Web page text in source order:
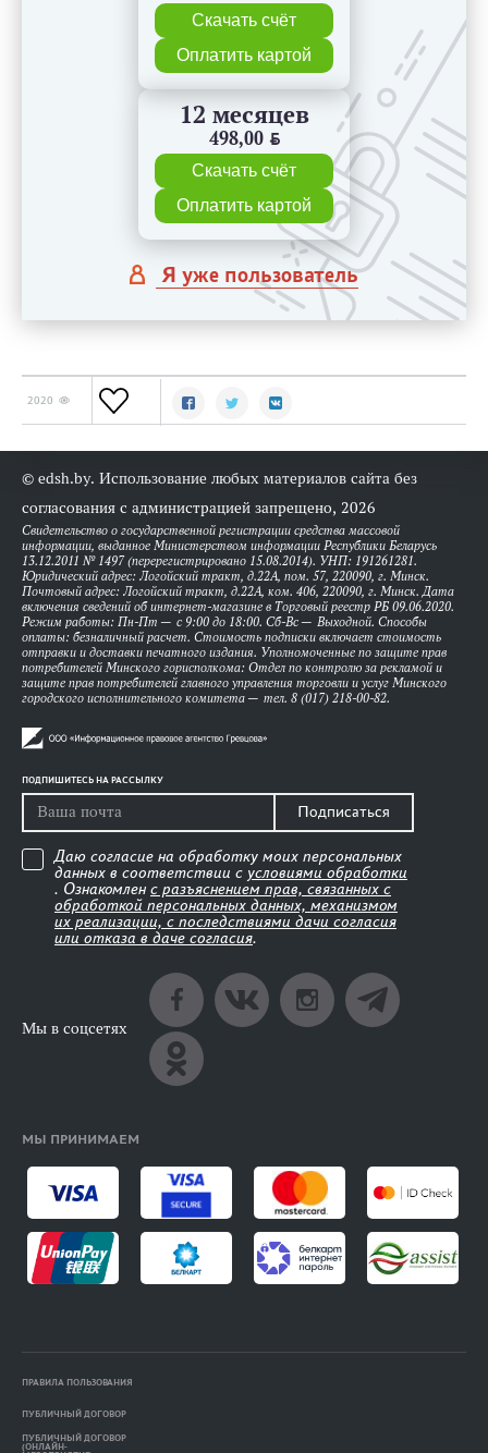
Скачать счёт
Оплатить картой
12 месяцев
498,00 BYN
Скачать счёт
Оплатить картой
Я уже пользователь
2020
© edsh.by. Использование любых материалов сайта без
согласования с администрацией запрещено, 2026
Свидетельство о государственной регистрации средства массовой
информации, выданное Министерством информации Республики Беларусь
13.12.2011 № 1497 (перерегистрировано 15.08.2014). УНП: 191261281.
Юридический адрес: Логойский тракт, д.22А, пом. 57, 220090, г. Минск.
Почтовый адрес: Логойский тракт, д.22А, ком. 406, 220090, г. Минск. Дата
включения сведений об интернет-магазине в Торговый реестр РБ 09.06.2020.
Режим работы: Пн-Пт — с 9:00 до 18:00. Сб-Вс — Выходной. Способы
оплаты: безналичный расчет. Стоимость подписки включает стоимость
отправки и доставки печатного издания. Уполномоченные по защите прав
потребителей Минского горисполкома: Отдел по контролю за рекламой и
защите прав потребителей главного управления торговли и услуг Минского
городского исполнительного комитета — тел. 8 (017) 218-00-82.
ПОДПИШИТЕСЬ НА РАССЫЛКУ
Подписаться
Даю согласие на обработку моих персональных
данных в соответствии с условиями обработки
. Ознакомлен с разъяснением прав, связанных с
обработкой персональных данных, механизмом
их реализации, с последствиями дачи согласия
или отказа в даче согласия.
Мы в соцсетях
МЫ ПРИНИМАЕМ
ПРАВИЛА ПОЛЬЗОВАНИЯ
ПУБЛИЧНЫЙ ДОГОВОР
ПУБЛИЧНЫЙ ДОГОВОР
(ОНЛАЙН-